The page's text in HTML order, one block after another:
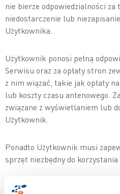
nie bierze odpowiedzialności za
niedostarczenie lub
Użytkownika.
Użytkownik ponosi pełną
Serwisu oraz za opłaty stron
z nim wiązać, takie jak opłaty
lub koszty czasu antenowego.
związane z wyświetlaniem lub
Użytkownik.
Ponadto Użytkownik musi
sprzęt niezbędny do korzystania
Z wyjątkiem informacji,